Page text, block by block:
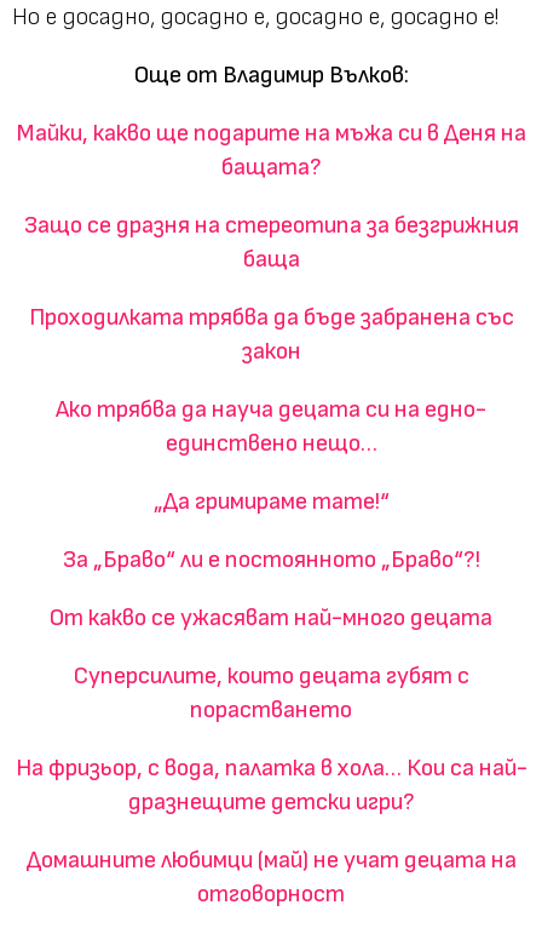
Но е досадно, досадно е, досадно е, досадно е!
Още от Владимир Вълков:
Майки, какво ще подарите на мъжа си в Деня на
бащата?
Защо се дразня на стереотипа за безгрижния
баща
Проходилката трябва да бъде забранена със
закон
Ако трябва да науча децата си на едно-
единствено нещо…
„Да гримираме тате!“
За „Браво“ ли е постоянното „Браво“?!
От какво се ужасяват най-много децата
Суперсилите, които децата губят с
порастването
На фризьор, с вода, палатка в хола… Кои са най-
дразнещите детски игри?
Домашните любимци (май) не учат децата на
отговорност